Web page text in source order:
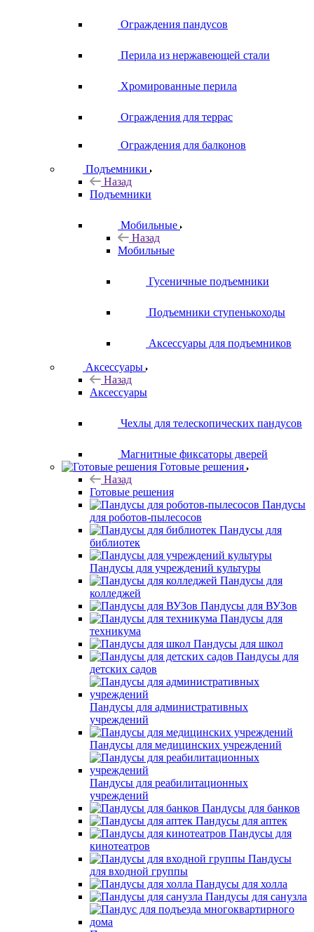
Ограждения пандусов
Перила из нержавеющей стали
Хромированные перила
Ограждения для террас
Ограждения для балконов
Подъемники
Назад
Подъемники
Мобильные
Назад
Мобильные
Гусеничные подъемники
Подъемники ступенькоходы
Аксессуары для подъемников
Аксессуары
Назад
Аксессуары
Чехлы для телескопических пандусов
Магнитные фиксаторы дверей
Готовые решения
Назад
Готовые решения
Пандусы
для роботов-пылесосов
Пандусы для
библиотек
Пандусы для учреждений культуры
Пандусы для
колледжей
Пандусы для ВУЗов
Пандусы для
техникума
Пандусы для школ
Пандусы для
детских садов
Пандусы для административных
учреждений
Пандусы для медицинских учреждений
Пандусы для реабилитационных
учреждений
Пандусы для банков
Пандусы для аптек
Пандусы для
кинотеатров
Пандусы
для входной группы
Пандусы для холла
Пандусы для санузла